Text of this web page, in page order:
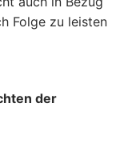
Folge zu leisten
der